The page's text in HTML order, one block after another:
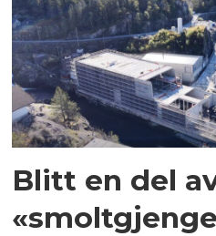
Blitt en del